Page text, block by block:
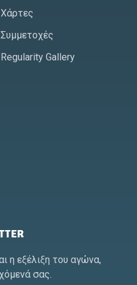
Χάρτες
Συμμετοχές
Regularity Gallery
η εξέλιξη του αγώνα,
σας.